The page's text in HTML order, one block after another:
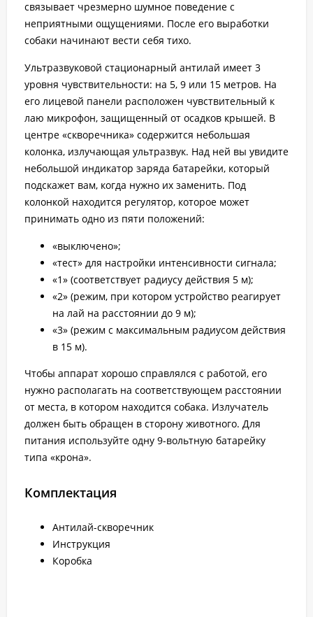
связывает чрезмерно шумное поведение с
неприятными ощущениями. После его выработки
собаки начинают вести себя тихо.
Ультразвуковой стационарный антилай имеет 3
уровня чувствительности: на 5, 9 или 15 метров. На
его лицевой панели расположен чувствительный к
лаю микрофон, защищенный от осадков крышей. В
центре «скворечника» содержится небольшая
колонка, излучающая ультразвук. Над ней вы увидите
небольшой индикатор заряда батарейки, который
подскажет вам, когда нужно их заменить. Под
колонкой находится регулятор, которое может
принимать одно из пяти положений:
«выключено»;
«тест» для настройки интенсивности сигнала;
«1» (соответствует радиусу действия 5 м);
«2» (режим, при котором устройство реагирует
на лай на расстоянии до 9 м);
«3» (режим с максимальным радиусом действия
в 15 м).
Чтобы аппарат хорошо справлялся с работой, его
нужно располагать на соответствующем расстоянии
от места, в котором находится собака. Излучатель
должен быть обращен в сторону животного. Для
питания используйте одну 9-вольтную батарейку
типа «крона».
Комплектация
Антилай-скворечник
Инструкция
Коробка